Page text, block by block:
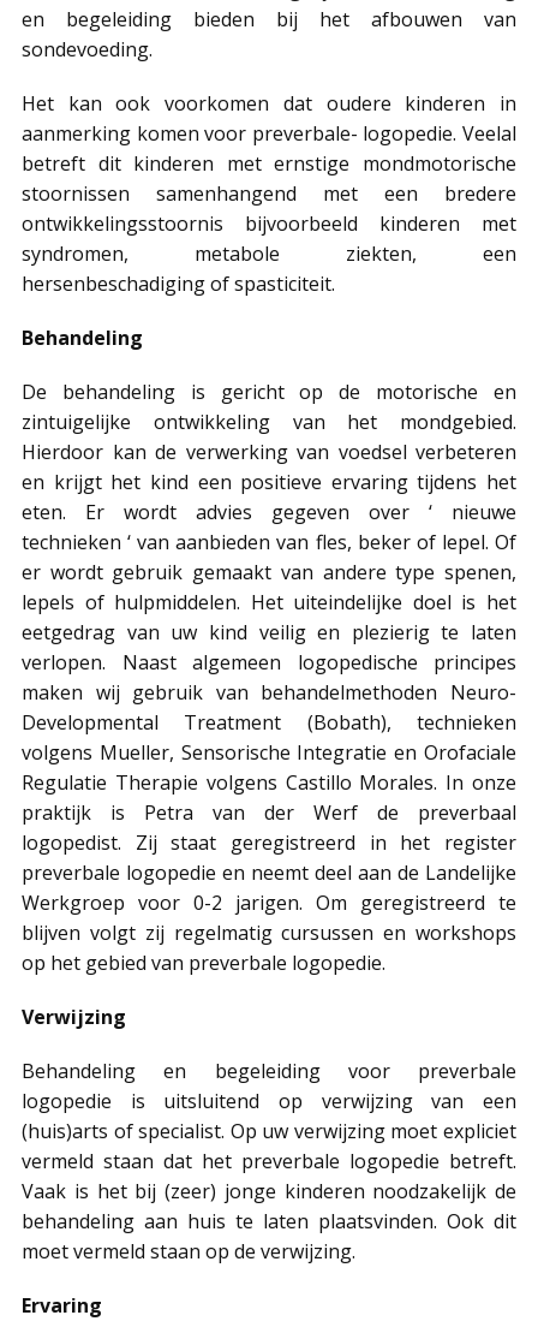
en begeleiding bieden bij het afbouwen van
sondevoeding.
Het kan ook voorkomen dat oudere kinderen in
aanmerking komen voor preverbale- logopedie. Veelal
betreft dit kinderen met ernstige mondmotorische
stoornissen samenhangend met een bredere
ontwikkelingsstoornis bijvoorbeeld kinderen met
syndromen, metabole ziekten, een
hersenbeschadiging of spasticiteit.
Behandeling
De behandeling is gericht op de motorische en
zintuigelijke ontwikkeling van het mondgebied.
Hierdoor kan de verwerking van voedsel verbeteren
en krijgt het kind een positieve ervaring tijdens het
eten. Er wordt advies gegeven over ‘ nieuwe
technieken ‘ van aanbieden van fles, beker of lepel. Of
er wordt gebruik gemaakt van andere type spenen,
lepels of hulpmiddelen. Het uiteindelijke doel is het
eetgedrag van uw kind veilig en plezierig te laten
verlopen. Naast algemeen logopedische principes
maken wij gebruik van behandelmethoden Neuro-
Developmental Treatment (Bobath), technieken
volgens Mueller, Sensorische Integratie en Orofaciale
Regulatie Therapie volgens Castillo Morales. In onze
praktijk is Petra van der Werf de preverbaal
logopedist. Zij staat geregistreerd in het register
preverbale logopedie en neemt deel aan de Landelijke
Werkgroep voor 0-2 jarigen. Om geregistreerd te
blijven volgt zij regelmatig cursussen en workshops
op het gebied van preverbale logopedie.
Verwijzing
Behandeling en begeleiding voor preverbale
logopedie is uitsluitend op verwijzing van een
(huis)arts of specialist. Op uw verwijzing moet expliciet
vermeld staan dat het preverbale logopedie betreft.
Vaak is het bij (zeer) jonge kinderen noodzakelijk de
behandeling aan huis te laten plaatsvinden. Ook dit
moet vermeld staan op de verwijzing.
Ervaring